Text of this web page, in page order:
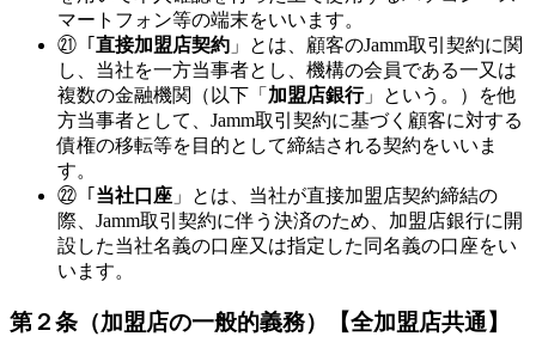
マートフォン等の端末をいいます。
㉑「 直接加盟店契約 」とは、顧客のJamm取引契約に関
し、当社を一方当事者とし、機構の会員である一又は
複数の金融機関（以下「 加盟店銀行」という。）を他
方当事者として、Jamm取引契約に基づく顧客に対する
債権の移転等を目的として締結される契約をいいま
す。
㉒「 当社口座 」とは、当社が直接加盟店契約締結の
際、Jamm取引契約に伴う決済のため、加盟店銀行に開
設した当社名義の口座又は指定した同名義の口座をい
います。
第２条（加盟店の一般的義務） 【全加盟店共通】